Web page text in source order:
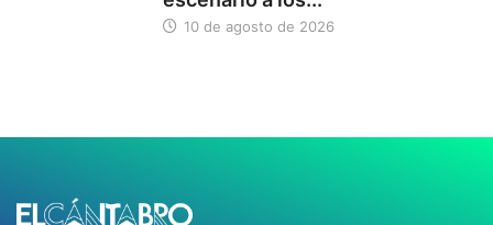
10 de agosto de 2026